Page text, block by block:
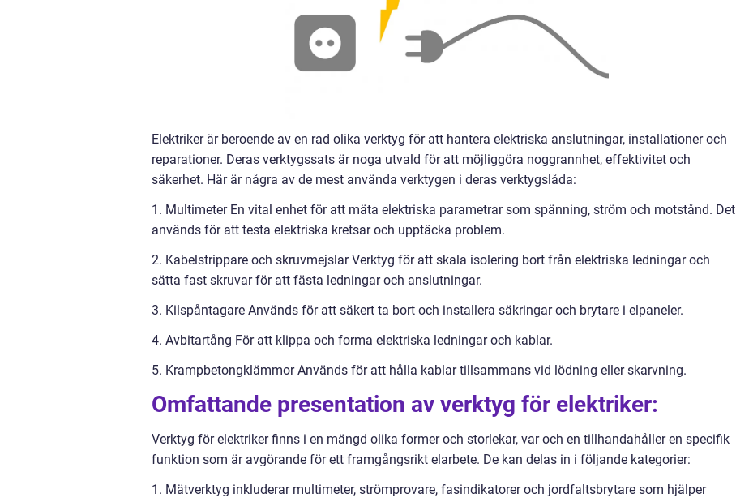
Elektriker är beroende av en rad olika verktyg för att hantera elektriska anslutningar, installationer och
reparationer. Deras verktygssats är noga utvald för att möjliggöra noggrannhet, effektivitet och
säkerhet. Här är några av de mest använda verktygen i deras verktygslåda:
1. Multimeter En vital enhet för att mäta elektriska parametrar som spänning, ström och motstånd. Det
används för att testa elektriska kretsar och upptäcka problem.
2. Kabelstrippare och skruvmejslar Verktyg för att skala isolering bort från elektriska ledningar och
sätta fast skruvar för att fästa ledningar och anslutningar.
3. Kilspåntagare Används för att säkert ta bort och installera säkringar och brytare i elpaneler.
4. Avbitartång För att klippa och forma elektriska ledningar och kablar.
5. Krampbetongklämmor Används för att hålla kablar tillsammans vid lödning eller skarvning.
Omfattande presentation av verktyg för elektriker:
Verktyg för elektriker finns i en mängd olika former och storlekar, var och en tillhandahåller en specifik
funktion som är avgörande för ett framgångsrikt elarbete. De kan delas in i följande kategorier:
1. Mätverktyg inkluderar multimeter, strömprovare, fasindikatorer och jordfaltsbrytare som hjälper